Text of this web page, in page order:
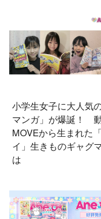
小学生女子に大人気
マンガ」が爆誕！
MOVEから生まれた
イ」生きものギャグ
は